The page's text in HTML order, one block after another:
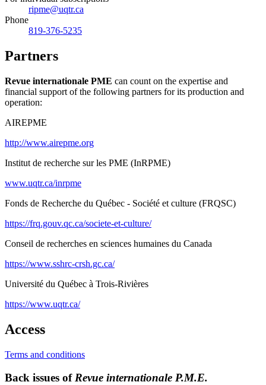
ripme@uqtr.ca
Phone
819-376-5235
Partners
Revue internationale PME can count on the expertise and
financial support of the following partners for its production and
operation:
AIREPME
http://www.airepme.org
Institut de recherche sur les PME (InRPME)
www.uqtr.ca/inrpme
Fonds de Recherche du Québec - Société et culture (FRQSC)
https://frq.gouv.qc.ca/societe-et-culture/
Conseil de recherches en sciences humaines du Canada
https://www.sshrc-crsh.gc.ca/
Université du Québec à Trois-Rivières
https://www.uqtr.ca/
Access
Terms and conditions
Back issues of Revue internationale P.M.E.